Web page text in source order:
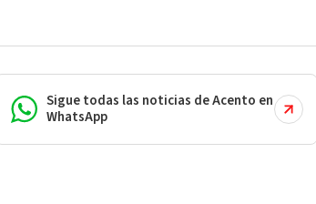
Sigue todas las noticias de Acento en
WhatsApp